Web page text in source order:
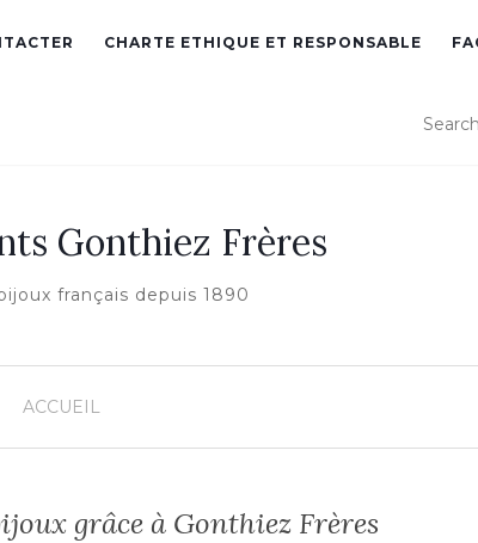
CHARTE ETHIQUE ET RESPONSABLE
Gonthiez Frères
français depuis 1890
ACCUEIL
grâce à Gonthiez Frères